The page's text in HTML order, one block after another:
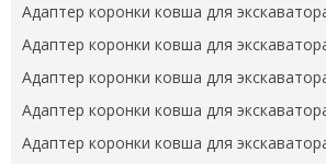
Адаптер коронки ковша для
Адаптер коронки ковша для
Адаптер коронки ковша для
Адаптер коронки ковша для
Адаптер коронки ковша для